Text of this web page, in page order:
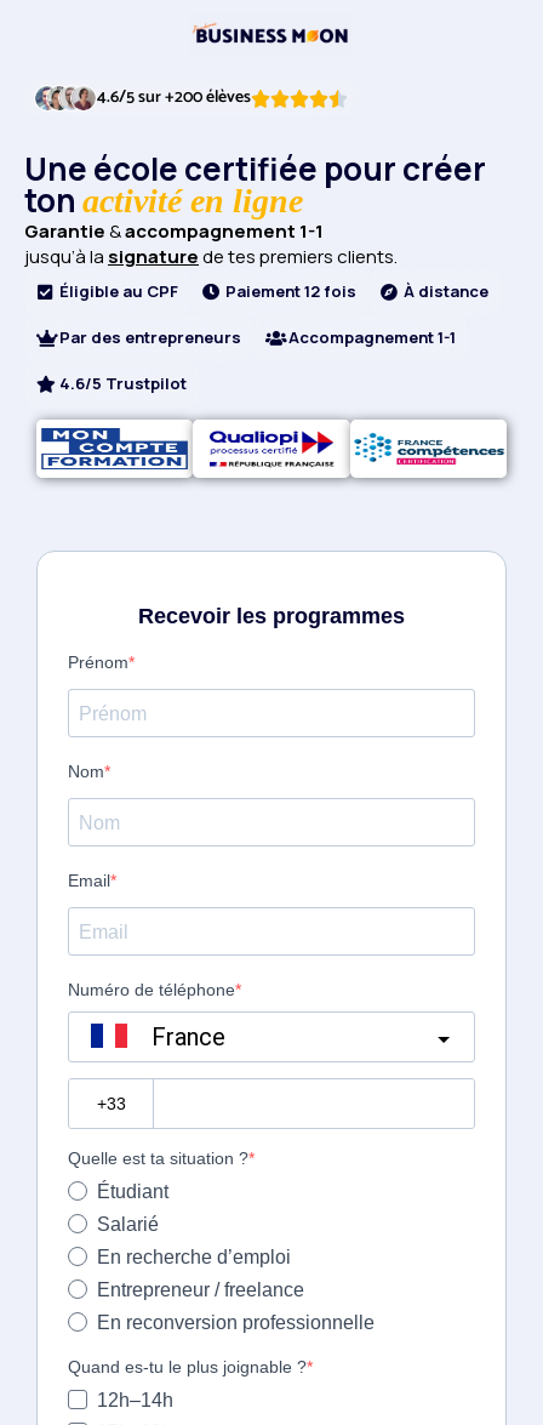
4.6/5 sur +200 élèves
Une école certifiée pour créer
ton activité en ligne
Garantie&accompagnement 1-1
jusqu’à la signaturede tes premiers clients.
Éligible au CPF Paiement 12 fois À distance
Par des entrepreneurs Accompagnement 1-1
4.6/5 Trustpilot